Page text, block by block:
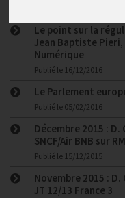
Le point sur la
Jean Baptiste
Numérique
Publié le 16/12/2016
Le Parlement
Publié le 05/02/2016
Décembre 2015 :
SNCF/Air BNB sur
Publié le 15/12/2015
Novembre 2015 : D.
JT 12/13 France 3